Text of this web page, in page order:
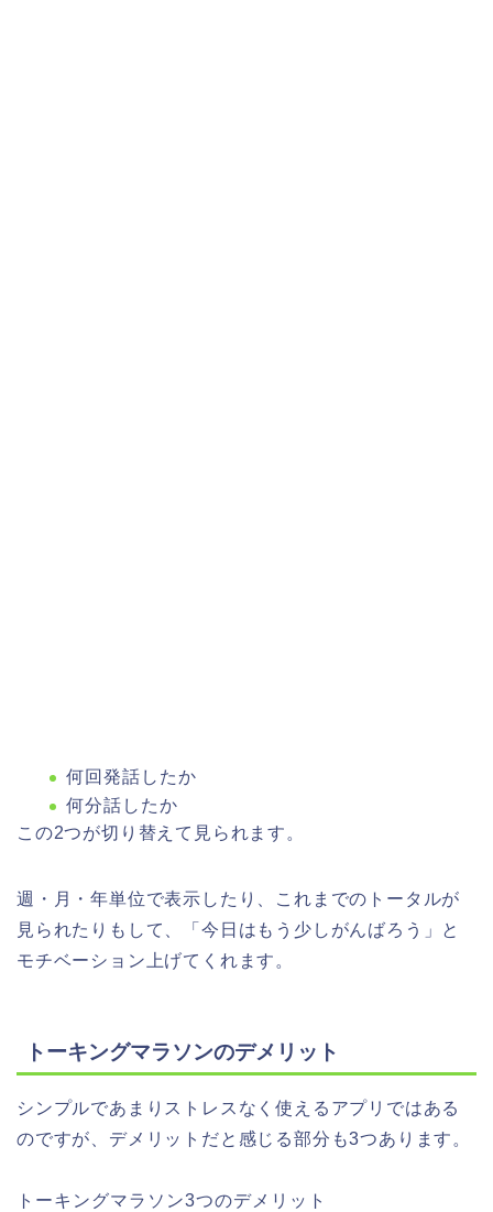
何回発話したか
何分話したか
この2つが切り替えて見られます。
週・月・年単位で表示したり、これまでのトータルが
見られたりもして、「今日はもう少しがんばろう」と
モチベーション上げてくれます。
トーキングマラソンのデメリット
シンプルであまりストレスなく使えるアプリではある
のですが、デメリットだと感じる部分も3つあります。
トーキングマラソン3つのデメリット